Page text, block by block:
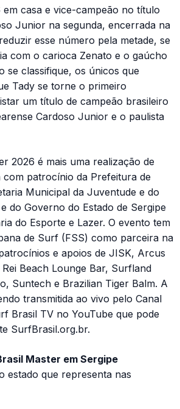
casa e vice-campeão no título
Junior na segunda, encerrada na
esse número pela metade, se
com o carioca Zenato e o gaúcho
se classifique, os únicos que
Tady se torne o primeiro
um título de campeão brasileiro
Cardoso Junior e o paulista
2026 é mais uma realização de
patrocínio da Prefeitura de
Municipal da Juventude e do
do Governo do Estado de Sergipe
do Esporte e Lazer. O evento tem
de Surf (FSS) como parceira na
e apoios de JISK, Arcus
Beach Lounge Bar, Surfland
Suntech e Brazilian Tiger Balm. A
transmitida ao vivo pelo Canal
Brasil TV no YouTube que pode
SurfBrasil.org.br.
Master em Sergipe
estado que representa nas